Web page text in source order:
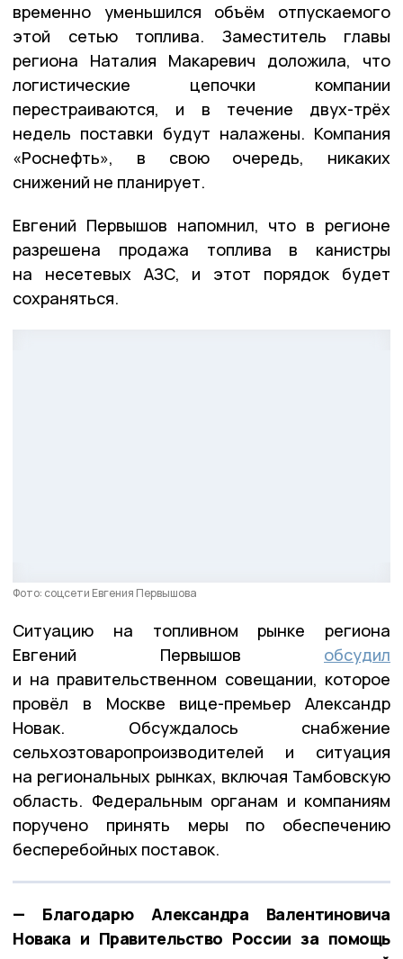
временно уменьшился объём отпускаемого
этой сетью топлива. Заместитель главы
региона Наталия Макаревич доложила, что
логистические цепочки компании
перестраиваются, и в течение двух-трёх
недель поставки будут налажены. Компания
«Роснефть», в свою очередь, никаких
снижений не планирует.
Евгений Первышов напомнил, что в регионе
разрешена продажа топлива в канистры
на несетевых АЗС, и этот порядок будет
сохраняться.
Фото: соцсети Евгения Первышова
Ситуацию на топливном рынке региона
Евгений Первышов обсудил
и на правительственном совещании, которое
провёл в Москве вице-премьер Александр
Новак. Обсуждалось снабжение
сельхозтоваропроизводителей и ситуация
на региональных рынках, включая Тамбовскую
область. Федеральным органам и компаниям
поручено принять меры по обеспечению
бесперебойных поставок.
— Благодарю Александра Валентиновича
Новака и Правительство России за помощь